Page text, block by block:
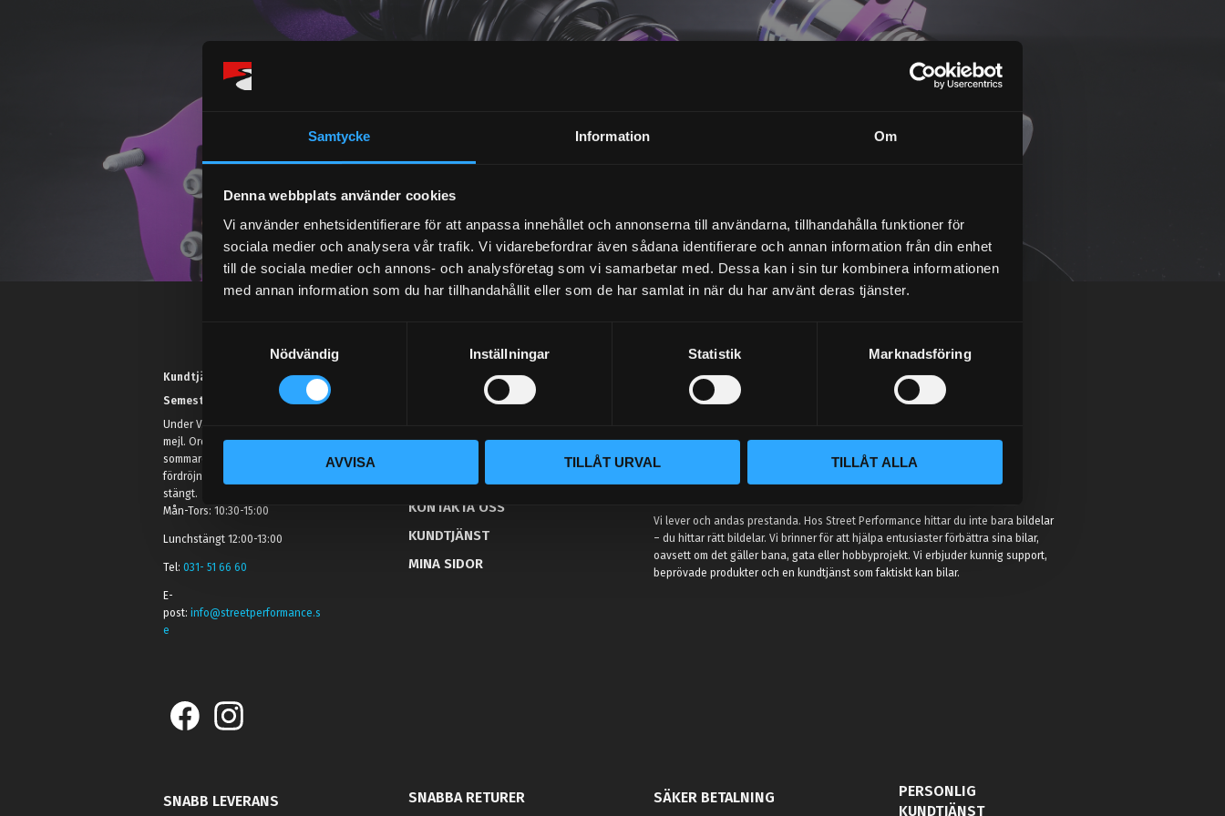
Samtycke Information Om
Denna webbplats använder cookies
Vi använder enhetsidentifierare för att anpassa innehållet och annonserna till användarna, tillhandahålla funktioner för
sociala medier och analysera vår trafik. Vi vidarebefordrar även sådana identifierare och annan information från din enhet
till de sociala medier och annons- och analysföretag som vi samarbetar med. Dessa kan i sin tur kombinera informationen
med annan information som du har tillhandahållit eller som de har samlat in när du har använt deras tjänster.
m
t
y
c
k
s
l
Nödvändig Inställningar Statistik Marknadsföring
AVVISA TILLÅT URVAL TILLÅT ALLA
Dina personuppgifter behandlas i enlighet med vår
Kundtjänst telefon:
Semestertider.
Under V.27 - V.33 nås vi enbart på
mejl. Ordrar skickas under
sommaren men med viss
fördröjning. 2/7 -9/7 är det helt
stängt.
Mån-Tors: 10:30-15:00
Lunchstängt 12:00-13:00
Tel:031- 51 66 60
E-
post:info@streetperformance.s
e
KUNSKAPSCENTER
KONTAKTA OSS
KUNDTJÄNST
MINA SIDOR
Vi lever och andas prestanda. Hos Street Performance hittar du inte bara bildelar
– du hittar rätt bildelar. Vi brinner för att hjälpa entusiaster förbättra sina bilar,
oavsett om det gäller bana, gata eller hobbyprojekt. Vi erbjuder kunnig support,
beprövade produkter och en kundtjänst som faktiskt kan bilar.
SNABB LEVERANS SNABBA RETURER SÄKER BETALNING
PERSONLIG
KUNDTJÄNST